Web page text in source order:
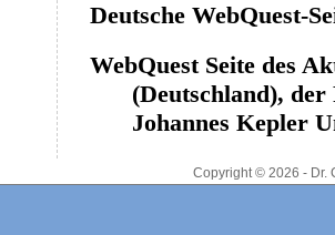
Deutsche WebQuest-
WebQuest Seite des
(Deutschland), der
Johannes Kepler
Copyright © 2026 - Dr.